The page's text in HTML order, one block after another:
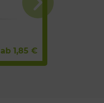
ab 1,85 €